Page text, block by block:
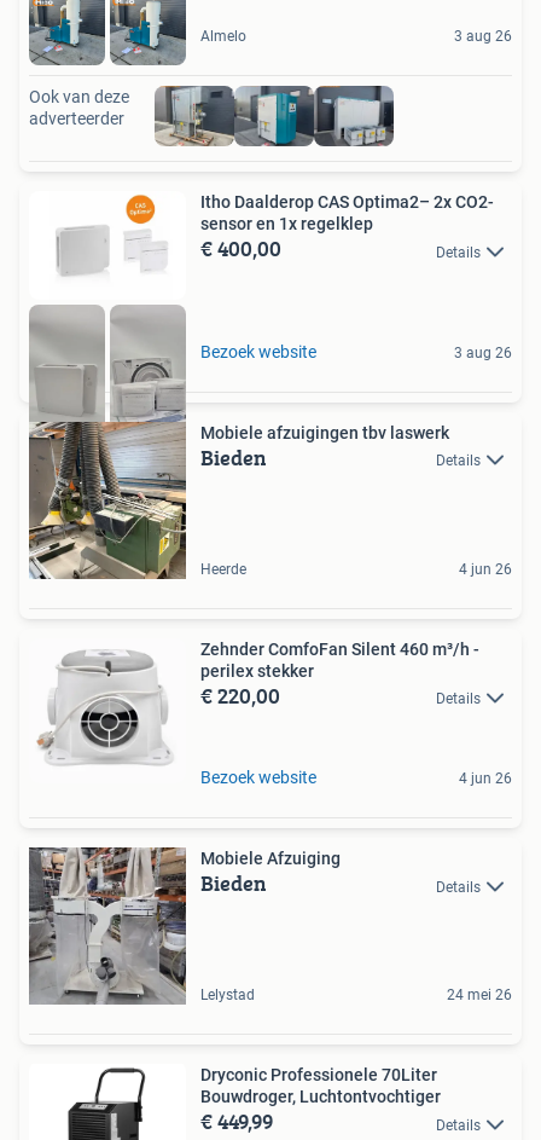
Almelo 3 aug 26
Ook van deze
adverteerder
Itho Daalderop CAS Optima2– 2x CO2-
sensor en 1x regelklep
€ 400,00 Details
Bezoek website 3 aug 26
Mobiele afzuigingen tbv laswerk
Bieden Details
Heerde 4 jun 26
Zehnder ComfoFan Silent 460 m³/h -
perilex stekker
€ 220,00 Details
Bezoek website 4 jun 26
Mobiele Afzuiging
Bieden Details
Lelystad 24 mei 26
Dryconic Professionele 70Liter
Bouwdroger, Luchtontvochtiger
€ 449,99 Details